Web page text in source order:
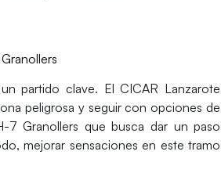
partido clave. ElCICAR Lanzarote
peligrosa y seguir con opciones de
7 Granollers que busca dar un paso
mejorar sensaciones en este tramo